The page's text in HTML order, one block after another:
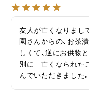
友人が亡くなりまし
園さんからの、お茶
しくて、逆にお供物と
別に　亡くなられた
んでいただきました。